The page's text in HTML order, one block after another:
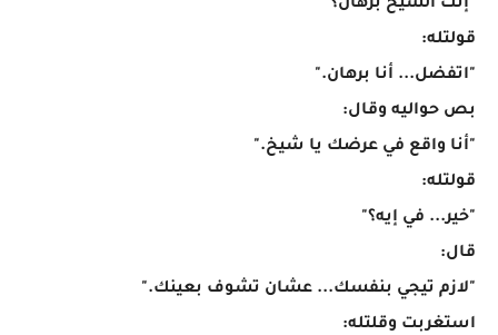
"إنت الشيخ برهان؟"
قولتله:
"اتفضل... أنا برهان."
بص حواليه وقال:
"أنا واقع في عرضك يا شيخ."
قولتله:
"خير... في إيه؟"
قال:
"لازم تيجي بنفسك... عشان تشوف بعينك."
استغربت وقلتله: